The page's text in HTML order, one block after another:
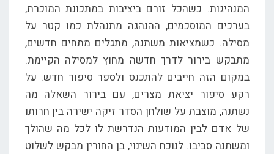
המנהיגות. כשהכל זורם ביציבות במתכונת המוכרת,
בערכים המוסכמים, ההנהגה מתנהלת כמו קטר על
מסילה. כשמציאות משתנה, מתגלים מתחים חדשים,
מתבקש בירור לדרך חדשה מחוץ למסילה הקיימת.
במקום הזה חייבים להתכנס ולספר סיפור חדש. על
רקע סיפור יציאת מצרים, עם בירור השאלה מה
נשתנה, מוצבת על שולחן הסדר זיקה ישירה בין חרותו
של אדם לבין המודעות הנדרשת לו לכל מה שהולך
ומשתנה סביבו. לנוכח השינוי, בן החורין מבקש לשלוט